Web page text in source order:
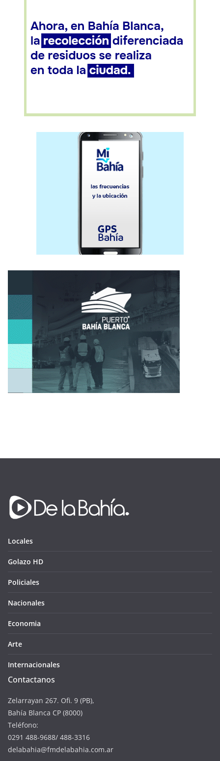
Locales
Golazo HD
Policiales
Nacionales
Economia
Arte
Internacionales
Contactanos
Zelarrayan 267. Ofi. 9 (PB),
Bahía Blanca CP (8000)
Teléfono:
0291 488-9688/ 488-3316
delabahia@fmdelabahia.com.ar